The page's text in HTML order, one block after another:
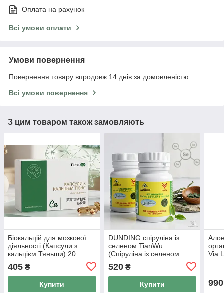
Оплата на рахунок
Всі умови оплати
Умови повернення
Повернення товару впродовж 14 днів за домовленістю
Всі умови повернення
З цим товаром також замовляють
Біокальцій для мозкової
діяльності (Капсули з
кальцієм Тяньши) 20
405 ₴
Купити
DUNDING спіруліна із
селеном TianWu
(Спіруліна із селеном
520₴
Купити
Via
990